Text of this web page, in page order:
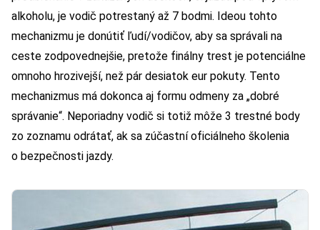
alkoholu, je vodič potrestaný až 7 bodmi. Ideou tohto
mechanizmu je donútiť ľudí/vodičov, aby sa správali na
ceste zodpovednejšie, pretože finálny trest je potenciálne
omnoho hrozivejší, než pár desiatok eur pokuty. Tento
mechanizmus má dokonca aj formu odmeny za „dobré
správanie“. Neporiadny vodič si totiž môže 3 trestné body
zo zoznamu odrátať, ak sa zúčastní oficiálneho školenia
o bezpečnosti jazdy.